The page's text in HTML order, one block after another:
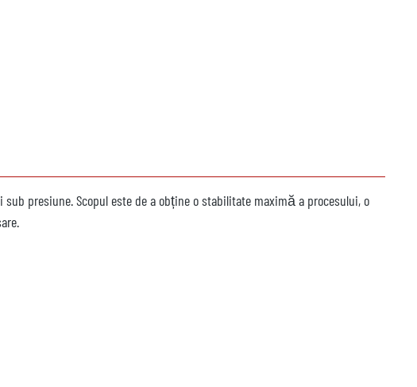
presiune. Scopul este de a obține o stabilitate maximă a procesului, o